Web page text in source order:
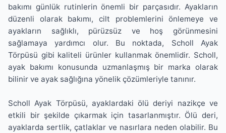
bakımı günlük rutinlerin önemli bir parçasıdır. Ayakların
düzenli olarak bakımı, cilt problemlerini önlemeye ve
ayakların sağlıklı, pürüzsüz ve hoş görünmesini
sağlamaya yardımcı olur. Bu noktada, Scholl Ayak
Törpüsü gibi kaliteli ürünler kullanmak önemlidir. Scholl,
ayak bakımı konusunda uzmanlaşmış bir marka olarak
bilinir ve ayak sağlığına yönelik çözümleriyle tanınır.
Scholl Ayak Törpüsü, ayaklardaki ölü deriyi nazikçe ve
etkili bir şekilde çıkarmak için tasarlanmıştır. Ölü deri,
ayaklarda sertlik, çatlaklar ve nasırlara neden olabilir. Bu